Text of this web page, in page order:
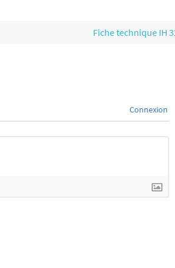
Fiche technique IH
Connexion